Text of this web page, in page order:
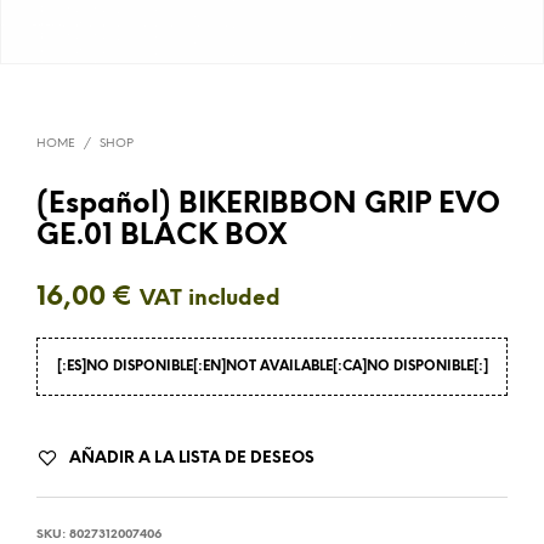
HOME / SHOP
(Español) BIKERIBBON GRIP EVO
GE.01 BLACK BOX
16,00 € VAT included
[:ES]NO DISPONIBLE[:EN]NOT AVAILABLE[:CA]NO DISPONIBLE[:]
AÑADIR A LA LISTA DE DESEOS
SKU: 8027312007406